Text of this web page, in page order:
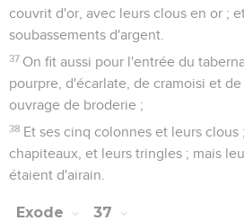
couvrit d'or, avec leurs clous en or ;
soubassements d'argent.
37 On fit aussi pour l'entrée du
pourpre, d'écarlate, de cramoisi et
ouvrage de broderie ;
38 Et ses cinq colonnes et leurs
chapiteaux, et leurs tringles ; mais
étaient d'airain.
Exode 37